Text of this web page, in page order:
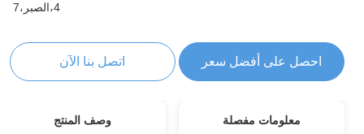
4،الصبر،7
احصل على أفضل سعر اتصل بنا الآن
معلومات مفصلة وصف المنتج